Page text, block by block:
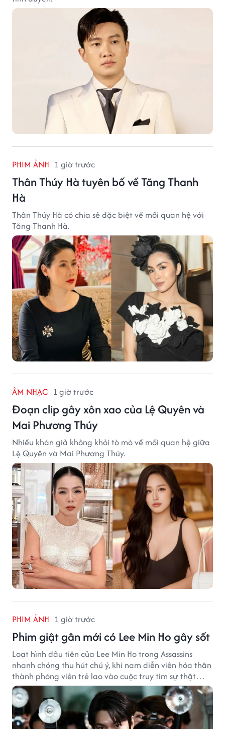
PHIM ẢNH 1 giờ trước
Thân Thúy Hà tuyên bố về Tăng Thanh
Hà
Thân Thúy Hà có chia sẻ đặc biệt về mối quan hệ với
Tăng Thanh Hà.
ÂM NHẠC 1 giờ trước
Đoạn clip gây xôn xao của Lệ Quyên và
Mai Phương Thúy
Nhiều khán giả không khỏi tò mò về mối quan hệ giữa
Lệ Quyên và Mai Phương Thúy.
PHIM ẢNH 1 giờ trước
Phim giật gân mới có Lee Min Ho gây sốt
Loạt hình đầu tiên của Lee Min Ho trong Assassins
nhanh chóng thu hút chú ý, khi nam diễn viên hóa thân
thành phóng viên trẻ lao vào cuộc truy tìm sự thật
phía sau một vụ ám sát gây chấn động Hàn Quốc.